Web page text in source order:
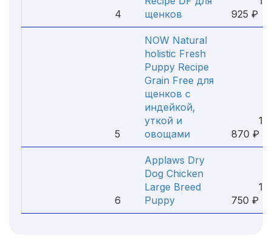
4
щенков
925 ₽
5
NOW Natural
holistic Fresh
Puppy Recipe
Grain Free для
щенков с
индейкой,
уткой и
овощами
1
870 ₽
6
Applaws Dry
Dog Chicken
Large Breed
Puppy
1
750 ₽